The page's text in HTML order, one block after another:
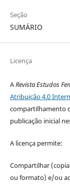
Seção
SUMÁRIO
Licença
ARevista Estudos
Atribuição 4.0
compartilhamento
publicação inicial
A licença permite:
Compartilhar
ou formato) e/ou